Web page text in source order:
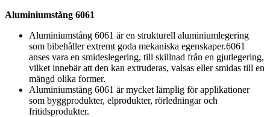
Aluminiumstång 6061
Aluminiumstång 6061 är en strukturell aluminiumlegering
som bibehåller extremt goda mekaniska egenskaper.6061
anses vara en smideslegering, till skillnad från en gjutlegering,
vilket innebär att den kan extruderas, valsas eller smidas till en
mängd olika former.
Aluminiumstång 6061 är mycket lämplig för applikationer
som byggprodukter, elprodukter, rörledningar och
fritidsprodukter.